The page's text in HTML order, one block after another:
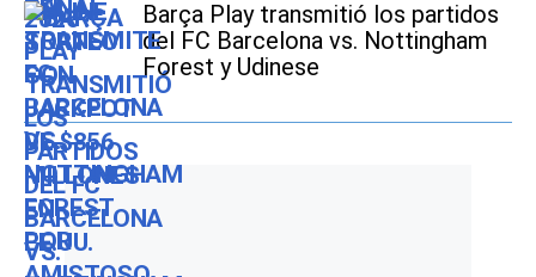
Barça Play transmitió los partidos
del FC Barcelona vs. Nottingham
Forest y Udinese